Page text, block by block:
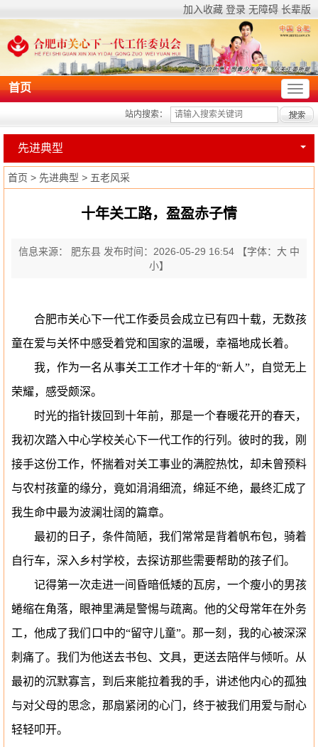
加入收藏 登录 无障碍 长辈版
首页
站内搜索：
先进典型
首页 > 先进典型 > 五老风采
十年关工路，盈盈赤子情
信息来源： 肥东县 发布时间：2026-05-29 16:54 【字体： 大 中
小】
合肥市关心下一代工作委员会成立已有四十载，无数孩
童在爱与关怀中感受着党和国家的温暖，幸福地成长着。
我，作为一名从事关工工作才十年的“新人”，自觉无上
荣耀，感受颇深。
时光的指针拨回到十年前，那是一个春暖花开的春天，
我初次踏入中心学校关心下一代工作的行列。彼时的我，刚
接手这份工作，怀揣着对关工事业的满腔热忱，却未曾预料
与农村孩童的缘分，竟如涓涓细流，绵延不绝，最终汇成了
我生命中最为波澜壮阔的篇章。
最初的日子，条件简陋，我们常常是背着帆布包，骑着
自行车，深入乡村学校，去探访那些需要帮助的孩子们。
记得第一次走进一间昏暗低矮的瓦房，一个瘦小的男孩
蜷缩在角落，眼神里满是警惕与疏离。他的父母常年在外务
工，他成了我们口中的“留守儿童”。那一刻，我的心被深深
刺痛了。我们为他送去书包、文具，更送去陪伴与倾听。从
最初的沉默寡言，到后来能拉着我的手，讲述他内心的孤独
与对父母的思念，那扇紧闭的心门，终于被我们用爱与耐心
轻轻叩开。